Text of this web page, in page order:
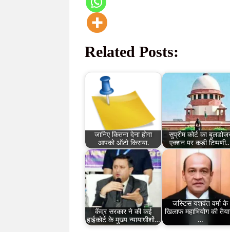
Related Posts:
जानिए कितना देना होगा
आपको ऑटो किराया.
सुप्रीम कोर्ट का
एक्शन पर कड़ी
केंद्र सरकार ने की कई
हाईकोर्ट के मुख्य न्यायाधीशों…
जस्टिस यशवंत वर्मा के
खिलाफ महाभियोग की
…